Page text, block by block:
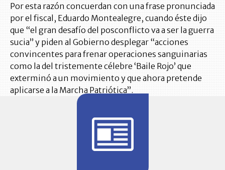
Por esta razón concuerdan con una frase pronunciada
por el fiscal, Eduardo Montealegre, cuando éste dijo
que “el gran desafío del posconflicto va a ser la guerra
sucia” y piden al Gobierno desplegar “acciones
convincentes para frenar operaciones sanguinarias
como la del tristemente célebre ‘Baile Rojo’ que
exterminó a un movimiento y que ahora pretende
aplicarse a la Marcha Patriótica”.